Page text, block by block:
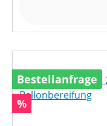
Bestellanfrage
Rabatt
%